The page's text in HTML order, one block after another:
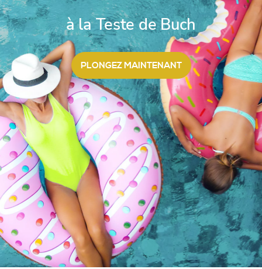
à la Teste de Buch
PLONGEZ MAINTENANT